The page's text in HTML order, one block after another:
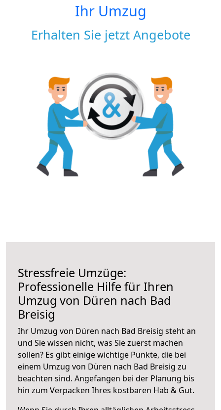
Ihr Umzug
Erhalten Sie jetzt Angebote
Stressfreie Umzüge:
Professionelle Hilfe für Ihren
Umzug von Düren nach Bad
Breisig
Ihr Umzug von Düren nach Bad Breisig steht an
und Sie wissen nicht, was Sie zuerst machen
sollen? Es gibt einige wichtige Punkte, die bei
einem Umzug von Düren nach Bad Breisig zu
beachten sind. Angefangen bei der Planung bis
hin zum Verpacken Ihres kostbaren Hab & Gut.